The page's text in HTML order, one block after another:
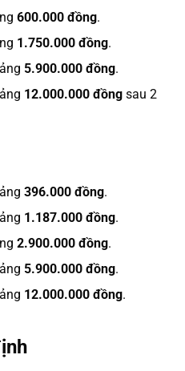
600.000 đồng.
1.750.000 đồng.
5.900.000 đồng.
12.000.000 đồng sau 2
396.000 đồng.
1.187.000 đồng.
2.900.000 đồng.
5.900.000 đồng.
12.000.000 đồng.